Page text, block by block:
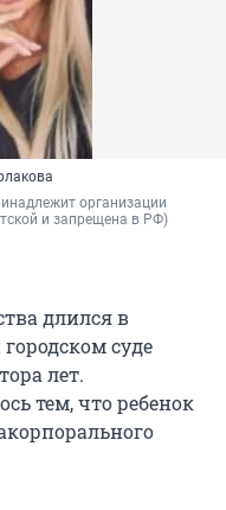
организации
и запрещена в РФ)
длился в
суде
лет.
тем, что ребенок